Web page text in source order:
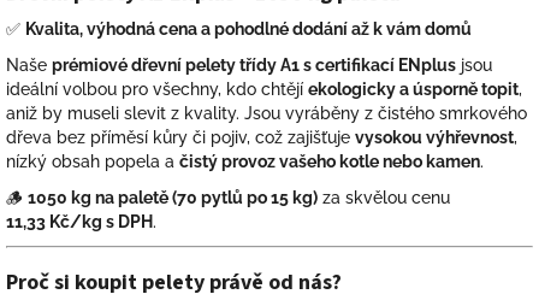
✅ Kvalita, výhodná cena a pohodlné dodání až k vám domů
Naše prémiové dřevní pelety třídy A1 s certifikací ENplus jsou
ideální volbou pro všechny, kdo chtějí ekologicky a úsporně topit,
aniž by museli slevit z kvality. Jsou vyráběny z čistého smrkového
dřeva bez příměsí kůry či pojiv, což zajišťuje vysokou výhřevnost,
nízký obsah popela a čistý provoz vašeho kotle nebo kamen.
🪵 1050 kg na paletě (70 pytlů po 15 kg) za skvělou cenu
11,33 Kč/kg s DPH.
Proč si koupit pelety právě od nás?